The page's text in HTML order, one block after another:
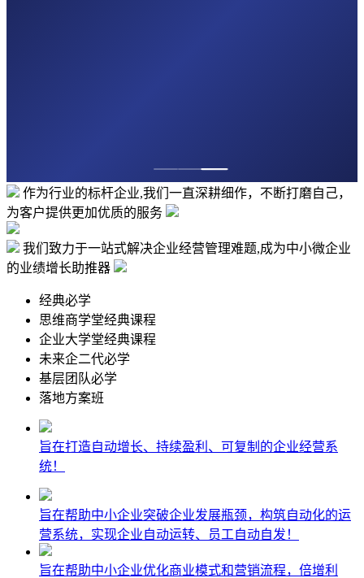
作为行业的标杆企业,我们一直深耕细作，不断打磨自己，
为客户提供更加优质的服务
我们致力于一站式解决企业经营管理难题,成为中小微企业
的业绩增长助推器
经典必学
思维商学堂经典课程
企业大学堂经典课程
未来企二代必学
基层团队必学
落地方案班
旨在打造自动增长、持续盈利、可复制的企业经营系
统！
旨在帮助中小企业突破企业发展瓶颈，构筑自动化的运
营系统，实现企业自动运转、员工自动自发！
旨在帮助中小企业优化商业模式和营销流程，倍增利